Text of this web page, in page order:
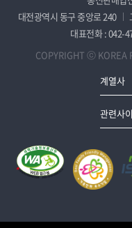
대전광역시 동구 중앙로 240
대표전화 : 042-
COPYRIGHT ⓒ KOREA
계열사
관련사